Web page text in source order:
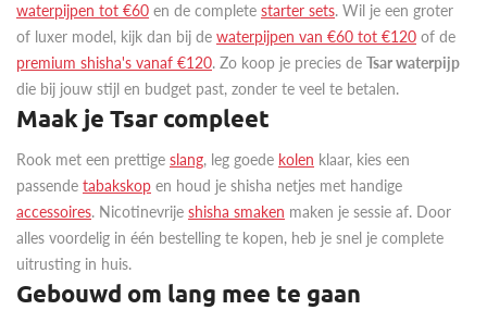
waterpijpen tot €60 en de complete starter sets. Wil je een groter
of luxer model, kijk dan bij de waterpijpen van €60 tot €120 of de
premium shisha's vanaf €120. Zo koop je precies de Tsar waterpijp
die bij jouw stijl en budget past, zonder te veel te betalen.
Maak je Tsar compleet
Rook met een prettige slang, leg goede kolen klaar, kies een
passende tabakskop en houd je shisha netjes met handige
accessoires. Nicotinevrije shisha smaken maken je sessie af. Door
alles voordelig in één bestelling te kopen, heb je snel je complete
uitrusting in huis.
Gebouwd om lang mee te gaan